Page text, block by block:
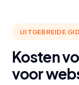
UITGEBREIDE
Kosten
voor